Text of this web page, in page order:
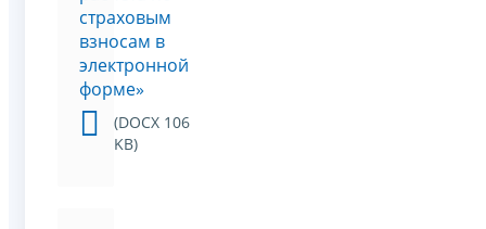
страховым
взносам в
электронной
форме»
(DOCX 106
KB)